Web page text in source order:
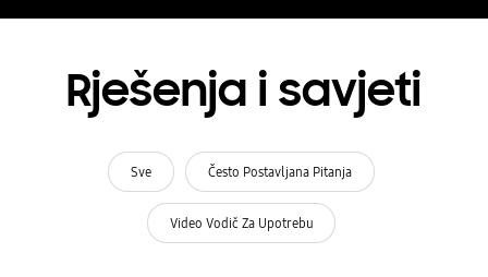
Rješenja i savjeti
Sve Često Postavljana Pitanja
Video Vodič Za Upotrebu